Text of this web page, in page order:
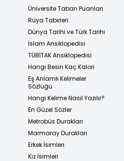
Üniversite Taban Puanları
Rüya Tabirleri
Dünya Tarihi ve Türk Tarihi
İslam Ansiklopedisi
TÜBİTAK Ansiklopedisi
Hangi Besin Kaç Kalori
Eş Anlamlı Kelimeler
Sözlüğü
Hangi Kelime Nasıl Yazılır?
En Güzel Sözler
Metrobüs Durakları
Marmaray Durakları
Erkek İsimleri
Kız İsimleri